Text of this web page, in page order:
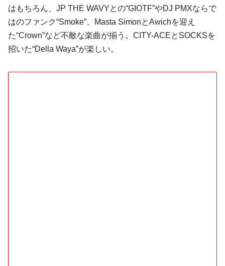
はもちろん、JP THE WAVYとの“GIOTF”やDJ PMXならで
はのファンク“Smoke”、Masta SimonとAwichを迎え
た“Crown”など不敵な楽曲が揃う。CITY-ACEとSOCKSを
招いた“Della Waya”が楽しい。